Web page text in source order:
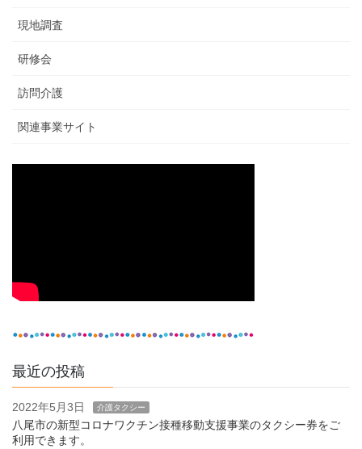
現地調査
研修会
訪問介護
関連事業サイト
最近の投稿
2022年5月3日 介護タクシー
八尾市の新型コロナワクチン接種移動支援事業のタクシー券をご
利用できます。